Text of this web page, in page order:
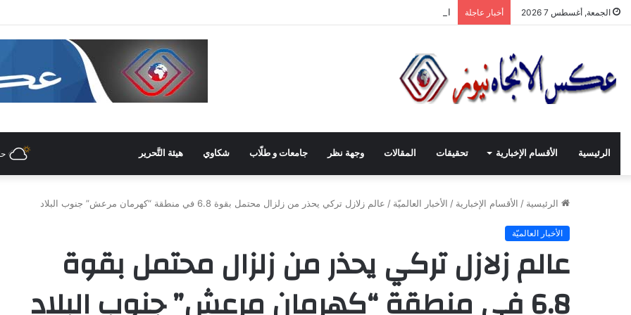
الجمعة, أغسطس 7 2026 أخبار عاجلة انطلاقة لجنة الصّناعيّين الشّباب في غرفة صناعة دمشق وريفها لدعم المشاركة الشّبابيّة في الصّناعة
الرئيسية الأقسام الإخبارية تحقيقات المقالات وجهة نظر جامعات و طلّاب شكاوي هيئة التَّحرير
الرئيسية / الأقسام الإخبارية / الأخبار العالميّة / عالم زلازل تركي يحذر من زلزال محتمل بقوة 6.8 في منطقة “كهرمان مرعش” جنوب البلاد
الأخبار العالميّة
عالم زلازل تركي يحذر من زلزال محتمل بقوة